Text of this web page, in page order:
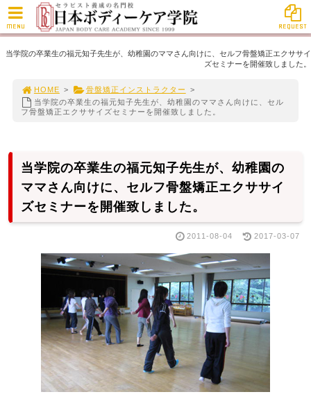
当学院の卒業生の福元知子先生が、幼稚園のママさん向けに、セルフ骨盤矯正エクササイ
ズセミナーを開催致しました。
HOME > 骨盤矯正インストラクター
>
当学院の卒業生の福元知子先生が、幼稚園のママさん向けに、セル
フ骨盤矯正エクササイズセミナーを開催致しました。
当学院の卒業生の福元知子先生が、幼稚園の
ママさん向けに、セルフ骨盤矯正エクササイ
ズセミナーを開催致しました。
2011-08-04 2017-03-07
MENU REQUEST